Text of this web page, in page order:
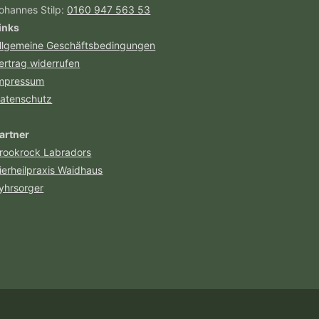
Stilp: 0160 947 563 53
Geschäftsbedingungen
widerrufen
Labradors
Waidhaus